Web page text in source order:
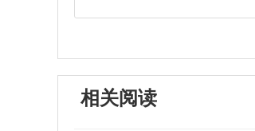
相关阅读